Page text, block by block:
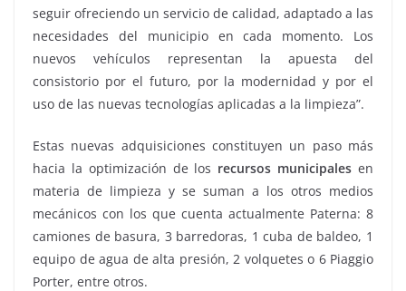
seguir ofreciendo un servicio de calidad, adaptado a las
necesidades del municipio en cada momento. Los
nuevos vehículos representan la apuesta del
consistorio por el futuro, por la modernidad y por el
uso de las nuevas tecnologías aplicadas a la limpieza”.
Estas nuevas adquisiciones constituyen un paso más
hacia la optimización de los recursos municipales en
materia de limpieza y se suman a los otros medios
mecánicos con los que cuenta actualmente Paterna: 8
camiones de basura, 3 barredoras, 1 cuba de baldeo, 1
equipo de agua de alta presión, 2 volquetes o 6 Piaggio
Porter, entre otros.